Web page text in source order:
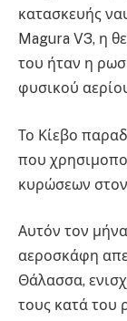
κατασκευής
Magura V3, η
του ήταν η
φυσικού
Το Κίεβο
που
κυρώσεων
Αυτόν τον
αεροσκάφη
Θάλασσα,
τους κατά του